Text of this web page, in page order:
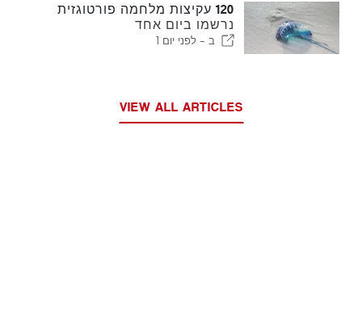
120 עקיצות מלחמה פורטוגזית
נרשמו ביום אחד
ב - לפני יום 1
VIEW ALL ARTICLES